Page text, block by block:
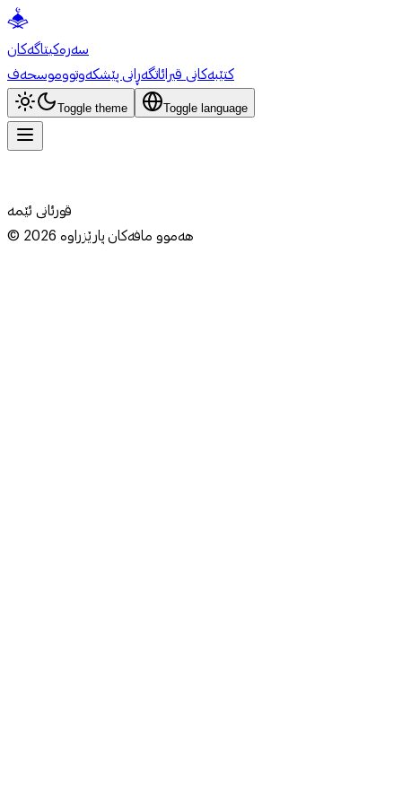
سەرەکیتاگەکان
کتێبەکانی قیرائاتگەڕانی پێشکەوتووموسحەف
Toggle theme Toggle language
قورئانی ئێمە
© 2026هەموو مافەکان پارێزراوە